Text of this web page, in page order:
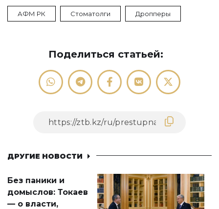
АФМ РК Стоматолги Дропперы
Поделиться статьей:
ДРУГИЕ НОВОСТИ
Без паники и
домыслов: Токаев
— о власти,